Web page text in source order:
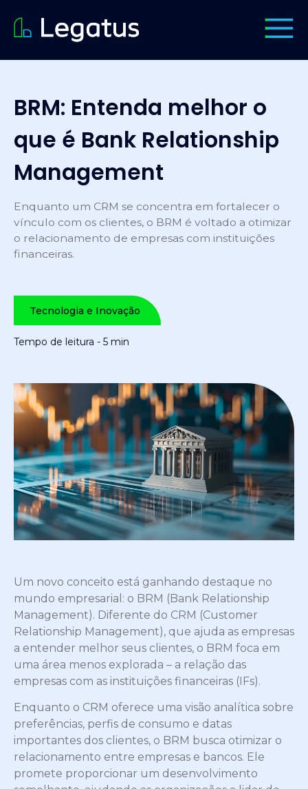
BRM: Entenda melhor o
que é Bank Relationship
Management
Enquanto um CRM se concentra em fortalecer o
vínculo com os clientes, o BRM é voltado a otimizar
o relacionamento de empresas com instituições
financeiras.
Tecnologia e Inovação
Tempo de leitura - 5 min
Um novo conceito está ganhando destaque no
mundo empresarial: o BRM (Bank Relationship
Management). Diferente do CRM (Customer
Relationship Management), que ajuda as empresas
a entender melhor seus clientes, o BRM foca em
uma área menos explorada – a relação das
empresas com as instituições financeiras (IFs).
Enquanto o CRM oferece uma visão analítica sobre
preferências, perfis de consumo e datas
importantes dos clientes, o BRM busca otimizar o
relacionamento entre empresas e bancos. Ele
promete proporcionar um desenvolvimento